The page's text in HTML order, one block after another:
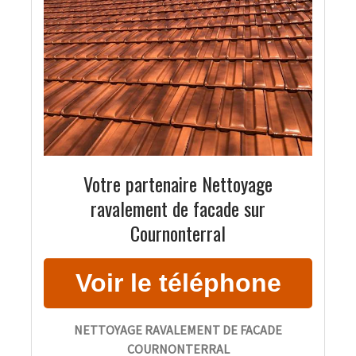
Votre partenaire Nettoyage
ravalement de facade sur
Cournonterral
NETTOYAGE RAVALEMENT DE FACADE
COURNONTERRAL